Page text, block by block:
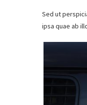
Sed ut
ipsa quae ab